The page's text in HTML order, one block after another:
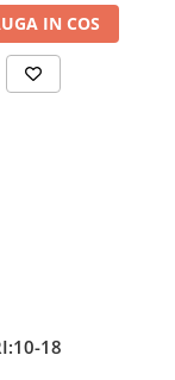
IN COS
18